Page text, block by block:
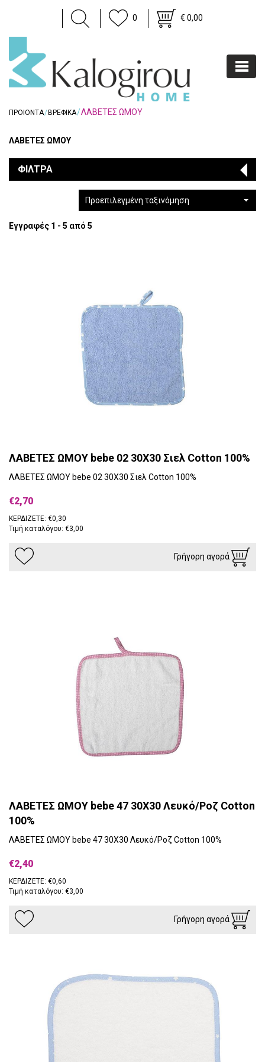
0 € 0,00
ΠΡΟΙΟΝΤΑ ΒΡΕΦΙΚΑ ΛΑΒΕΤΕΣ ΩΜΟΥ
ΛΑΒΕΤΕΣ ΩΜΟΥ
ΦΙΛΤΡΑ
Προεπιλεγμένη ταξινόμηση
Εγγραφές 1 - 5 από 5
ΛΑΒΕΤΕΣ ΩΜΟΥ bebe 02 30X30 Σιελ Cotton 100%
ΛΑΒΕΤΕΣ ΩΜΟΥ bebe 02 30X30 Σιελ Cotton 100%
€2,70
ΚΕΡΔΙΖΕΤΕ: €0,30
Τιμή καταλόγου: €3,00
Γρήγορη αγορά
ΛΑΒΕΤΕΣ ΩΜΟΥ bebe 47 30X30 Λευκό/Ροζ Cotton
100%
ΛΑΒΕΤΕΣ ΩΜΟΥ bebe 47 30X30 Λευκό/Ροζ Cotton 100%
€2,40
ΚΕΡΔΙΖΕΤΕ: €0,60
Τιμή καταλόγου: €3,00
Γρήγορη αγορά